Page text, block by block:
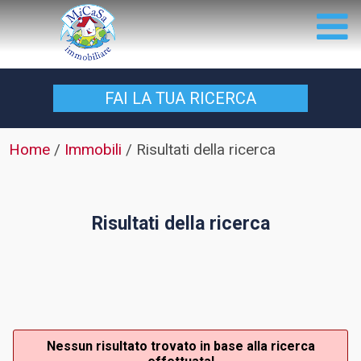
FAI LA TUA RICERCA
Home / Immobili / Risultati della ricerca
Risultati della ricerca
Nessun risultato trovato in base alla ricerca